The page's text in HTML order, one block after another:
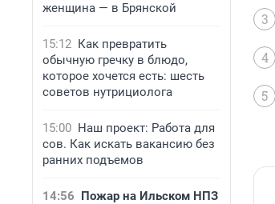
женщина — в Брянской
15:12 Как превратить
обычную гречку в блюдо,
которое хочется есть: шесть
советов нутрициолога
15:00 Наш проект: Работа для
сов. Как искать вакансию без
ранних подъемов
14:56 Пожар на Ильском НПЗ
3
4
5